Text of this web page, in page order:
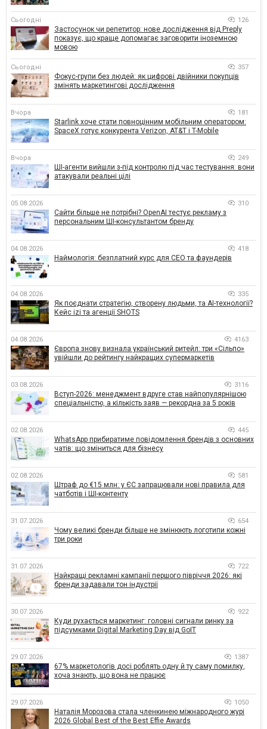
Сьогодні 126
Застосунок чи репетитор: нове дослідження від Preply
показує, що краще допомагає заговорити іноземною
мовою
Сьогодні 357
Фокус-групи без людей: як цифрові двійники покупців
змінять маркетингові дослідження
Вчора 181
Starlink хоче стати повноцінним мобільним оператором:
SpaceX готує конкурента Verizon, AT&T і T-Mobile
Вчора 249
ШІ-агенти вийшли з-під контролю під час тестування: вони
атакували реальні цілі
05.08.2026 310
Сайти більше не потрібні? OpenAI тестує рекламу з
персональним ШІ-консультантом бренду
04.08.2026 418
Наймологія: безплатний курс для CEO та фаундерів
04.08.2026 335
Як поєднати стратегію, створену людьми, та AI-технології?
Кейс izi та агенції SHOTS
04.08.2026 4163
Європа знову визнала український ритейл: три «Сільпо»
увійшли до рейтингу найкращих супермаркетів
03.08.2026 3116
Вступ-2026: менеджмент вдруге став найпопулярнішою
спеціальністю, а кількість заяв — рекордна за 5 років
02.08.2026 445
WhatsApp прибиратиме повідомлення брендів з основних
чатів: що зміниться для бізнесу
02.08.2026 581
Штраф до €15 млн: у ЄС запрацювали нові правила для
чатботів і ШІ-контенту
31.07.2026 654
Чому великі бренди більше не змінюють логотипи кожні
три роки
31.07.2026 722
Найкращі рекламні кампанії першого півріччя 2026: які
бренди задавали тон індустрії
30.07.2026 922
Куди рухається маркетинг: головні сигнали ринку за
підсумками Digital Marketing Day від GoIT
29.07.2026 1387
67% маркетологів досі роблять одну й ту саму помилку,
хоча знають, що вона не працює
29.07.2026 1050
Наталія Морозова стала членкинею міжнародного журі
2026 Global Best of the Best Effie Awards